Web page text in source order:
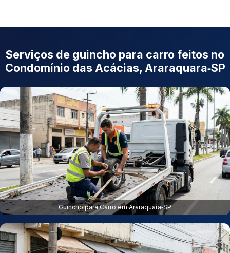
Serviços de guincho para carro feitos no
Condomínio das Acácias, Araraquara‑SP
Guincho para Carro em Araraquara‑SP